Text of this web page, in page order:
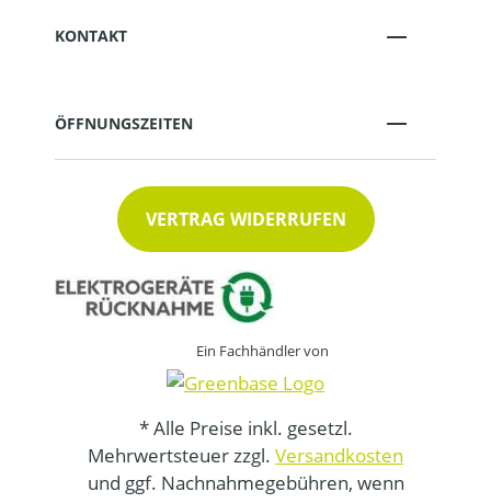
KONTAKT
ÖFFNUNGSZEITEN
VERTRAG WIDERRUFEN
Ein Fachhändler von
* Alle Preise inkl. gesetzl.
Mehrwertsteuer zzgl. Versandkosten
und ggf. Nachnahmegebühren, wenn